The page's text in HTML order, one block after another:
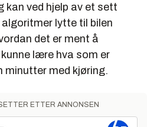
ved hjelp av et sett
lytte til bilen
det er ment å
lære hva som er
minutter med kjøring.
ETTER ANNONSEN